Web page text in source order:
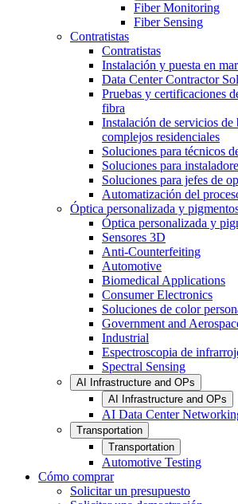
Fiber Monitoring
Fiber Sensing
Contratistas
Contratistas
Instalación y puesta en
Data Center Contractor
Pruebas y certificaciones
fibra
Instalación de servicios de
complejos residenciales
Soluciones para técnicos
Soluciones para
Soluciones para jefes de
Automatización del
Óptica personalizada y
Óptica personalizada y
Sensores 3D
Anti-Counterfeiting
Automotive
Biomedical Applications
Consumer Electronics
Soluciones de color
Government and
Industrial
Espectroscopia de
Spectral Sensing
AI Infrastructure and OPs
AI Infrastructure and OPs
AI Data Center
Transportation
Transportation
Automotive Testing
Cómo comprar
Solicitar un presupuesto